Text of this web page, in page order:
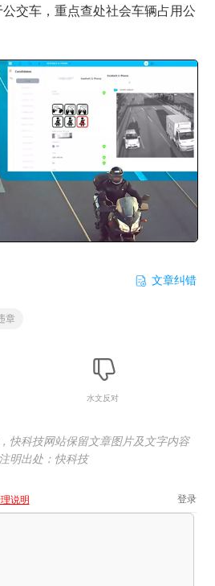
交车，重点查处社会车辆占用公
文章纠错
章
水文反对
快科技网站保留文章图片及文字内容
明出处：快科技
说明 登录